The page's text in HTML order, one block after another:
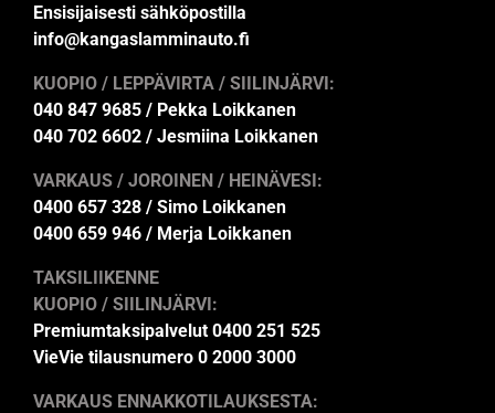
Ensisijaisesti sähköpostilla
info@kangaslamminauto.fi
KUOPIO / LEPPÄVIRTA / SIILINJÄRVI:
040 847 9685 / Pekka Loikkanen
040 702 6602 / Jesmiina Loikkanen
VARKAUS / JOROINEN / HEINÄVESI:
0400 657 328 / Simo Loikkanen
0400 659 946 / Merja Loikkanen
TAKSILIIKENNE
KUOPIO / SIILINJÄRVI:
Premiumtaksipalvelut 0400 251 525
VieVie tilausnumero 0 2000 3000
VARKAUS ENNAKKOTILAUKSESTA: